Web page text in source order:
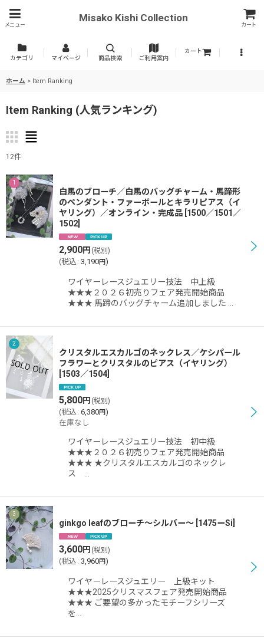
メニュー
Misako Kishi Collection
カート
カテゴリ マイページ 商品検索 ご利用案内
カート
ホーム > Item Ranking
Item Ranking (人気ランキング)
12件
1
白馬のブローチ／白馬のバッグチャーム・馬蹄形
のペンダント・ファーボールとキラリピアス（イ
ヤリング）／オンライン・完成品 1500／1501／
1502
2,900円 (税別)
(税込 : 3,190円)
ワイヤーレースジュエリー技法 中上級
★★★２０２６初売りフェア発売開始商品
★★★ 馬蹄のバッグチャーム追加しました …
2
クリスタルエスカルゴのネックレス／ケシパール
フラワーとクリスタルのピアス（イヤリング）
1503／1504
5,800円 (税別)
(税込 : 6,380円)
在庫なし
ワイヤーレースジュエリー技法 初中級
★★★２０２６初売りフェア発売開始商品
★★★ ★クリスタルエスカルゴのネックレ
ス …
3
ginkgo leafのブローチ〜シルバー〜 1475ーSi
3,600円 (税別)
(税込 : 3,960円)
ワイヤーレースジュエリー 上級キット
★★★2025クリスマスフェア発売開始商品
★★★ ご要望の多かったモチーフシリーズ
を…